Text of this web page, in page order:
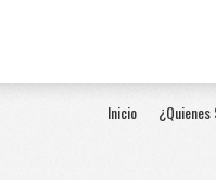
Inicio